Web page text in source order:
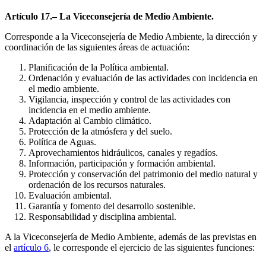
Artículo 17.– La Viceconsejería de Medio Ambiente.
Corresponde a la Viceconsejería de Medio Ambiente, la dirección y
coordinación de las siguientes áreas de actuación:
Planificación de la Política ambiental.
Ordenación y evaluación de las actividades con incidencia en
el medio ambiente.
Vigilancia, inspección y control de las actividades con
incidencia en el medio ambiente.
Adaptación al Cambio climático.
Protección de la atmósfera y del suelo.
Política de Aguas.
Aprovechamientos hidráulicos, canales y regadíos.
Información, participación y formación ambiental.
Protección y conservación del patrimonio del medio natural y
ordenación de los recursos naturales.
Evaluación ambiental.
Garantía y fomento del desarrollo sostenible.
Responsabilidad y disciplina ambiental.
A la Viceconsejería de Medio Ambiente, además de las previstas en
el artículo 6, le corresponde el ejercicio de las siguientes funciones: